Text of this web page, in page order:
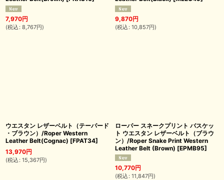
7,970円
(税込 : 8,767円)
9,870円
(税込 : 10,857円)
ウエスタン レザーベルト（テーパード
・ブラウン）/Roper Western
Leather Belt(Cognac) [FPAT34]
13,970円
(税込 : 15,367円)
ローパー スネークプリント バスケッ
ト ウエスタン レザーベルト（ブラウ
ン）/Roper Snake Print Western
Leather Belt (Brown) [EPMB95]
10,770円
(税込 : 11,847円)